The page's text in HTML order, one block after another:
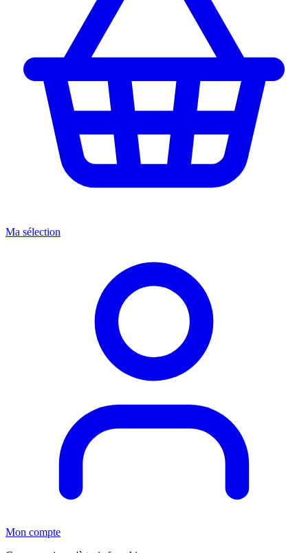
Ma sélection
Mon compte